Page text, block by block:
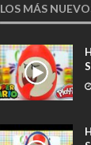
LOS MÁS